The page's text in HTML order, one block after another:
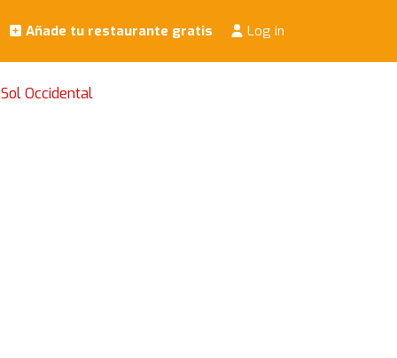
Añade tu restaurante gratis Log in
Occidental